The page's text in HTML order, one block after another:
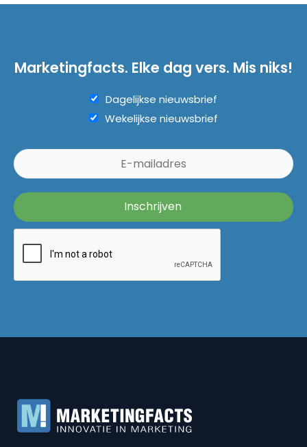
Marketingfacts. Elke dag vers. Mis niks!
Dagelijkse nieuwsbrief
Wekelijkse nieuwsbrief